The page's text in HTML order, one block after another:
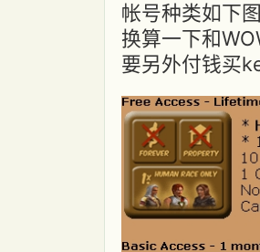
帐号种类如下
换算一下和
要另外付钱买